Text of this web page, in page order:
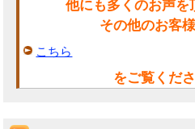
他にも多くのお声を
その他のお客
こちら
をご覧くだ